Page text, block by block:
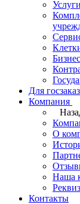
Услуги
Для
Компания
О
Наша
Контакты